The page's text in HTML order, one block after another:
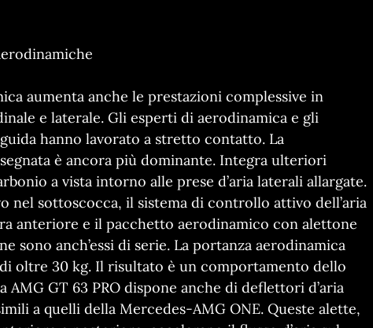
aumenta anche le prestazioni complessive in
e laterale. Gli esperti di aerodinamica e gli
hanno lavorato a stretto contatto. La
è ancora più dominante. Integra ulteriori
a vista intorno alle prese d’aria laterali allargate.
nel sottoscocca, il sistema di controllo attivo dell’aria
anteriore e il pacchetto aerodinamico con alettone
sono anch’essi di serie. La portanza aerodinamica
oltre 30 kg. Il risultato è un comportamento dello
AMG GT 63 PRO dispone anche di deflettori d’aria
a quelli della Mercedes-AMG ONE. Queste alette,